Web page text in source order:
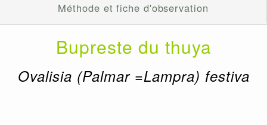
Méthode et fiche d'observation
Bupreste du thuya
Ovalisia (Palmar =Lampra) festiva